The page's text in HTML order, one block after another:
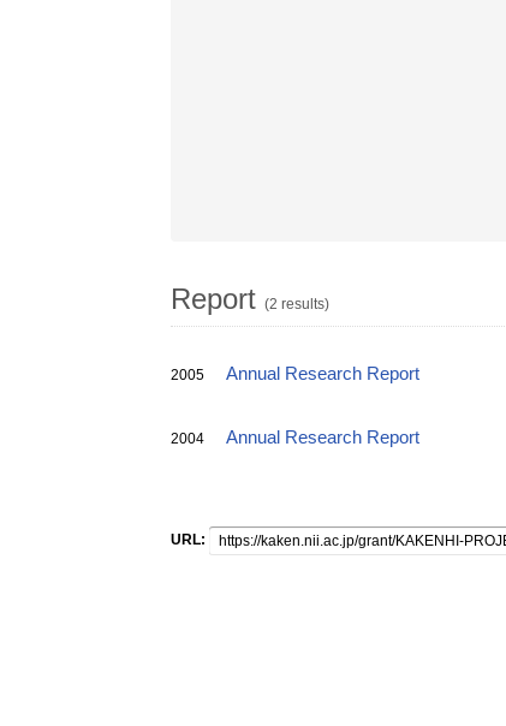
Report (2 results)
2005 Annual Research Report
2004 Annual Research Report
URL: